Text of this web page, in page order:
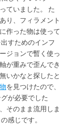
ていました。 た
り、フィラメント
作った物は使って
すためのインフ
ジョンで暫く使っ
が重みで歪んでき
いかなと探したと
を見つけたので、
が必要でした
そのまま流用しま
感じです。